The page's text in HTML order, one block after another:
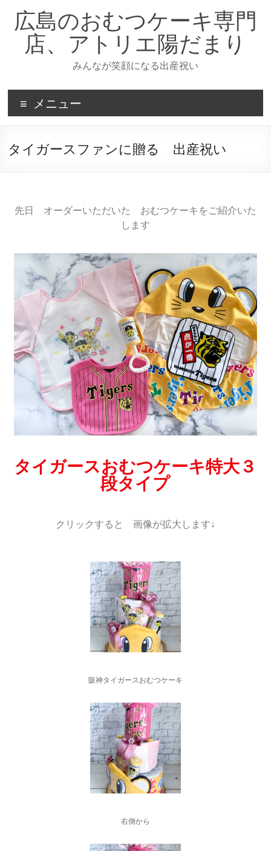
広島のおむつケーキ専門
店、アトリエ陽だまり
みんなが笑顔になる出産祝い
メニュー
タイガースファンに贈る 出産祝い
先日 オーダーいただいた おむつケーキをご紹介いた
します
タイガースおむつケーキ特大３
段タイプ
クリックすると 画像が拡大します↓
阪神タイガースおむつケーキ
右側から